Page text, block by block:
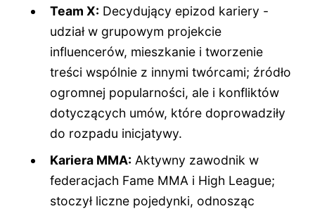
Team X: Decydujący epizod kariery -
udział w grupowym projekcie
influencerów, mieszkanie i tworzenie
treści wspólnie z innymi twórcami; źródło
ogromnej popularności, ale i konfliktów
dotyczących umów, które doprowadziły
do rozpadu inicjatywy.
Kariera MMA: Aktywny zawodnik w
federacjach Fame MMA i High League;
stoczył liczne pojedynki, odnosząc